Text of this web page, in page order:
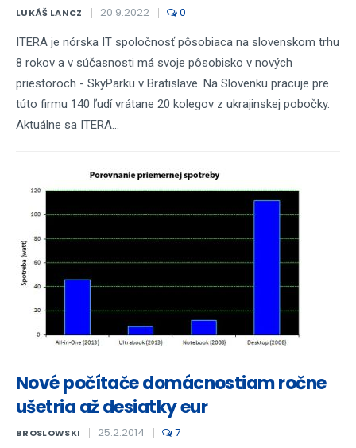
LUKÁŠ LANCZ 20.9.2022 0
ITERA je nórska IT spoločnosť pôsobiaca na slovenskom trhu
8 rokov a v súčasnosti má svoje pôsobisko v nových
priestoroch - SkyParku v Bratislave. Na Slovenku pracuje pre
túto firmu 140 ľudí vrátane 20 kolegov z ukrajinskej pobočky.
Aktuálne sa ITERA...
Nové počítače domácnostiam ročne
ušetria až desiatky eur
BROSLOWSKI 25.2.2014 7